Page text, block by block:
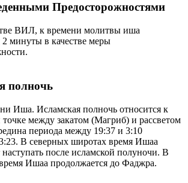
Предосторожностями
ВИЛ, к времени молитвы иша
2 минуты в качестве меры
полночь
Иша. Исламская полночь относится к
точке между закатом (Магриб) и рассветом
периода между 19:37 и 3:10
В северных широтах время Ишаа
после исламской полуночи. В
Ишаа продолжается до Фаджра.